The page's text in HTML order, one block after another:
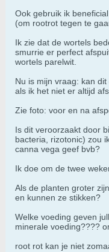
Ook gebruik ik
(om rootrot tegen te
Ik zie dat de wortels
smurrie er perfect
wortels parelwit.
Nu is mijn vraag: kan
als ik het niet er altijd
Zie foto: voor en na
Is dit veroorzaakt door
bacteria, rizotonic) zou
canna vega geef bvb?
Ik doe om de twee
Als de planten groter
en kunnen ze stikken?
Welke voeding geven
minerale voeding????
root rot kan je niet